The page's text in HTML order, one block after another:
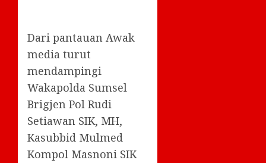
Dari pantauan Awak
media turut
mendampingi
Wakapolda Sumsel
Brigjen Pol Rudi
Setiawan SIK, MH,
Kasubbid Mulmed
Kompol Masnoni SIK